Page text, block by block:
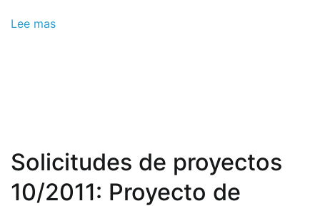
Lee mas
Solicitudes de proyectos
10/2011: Proyecto de